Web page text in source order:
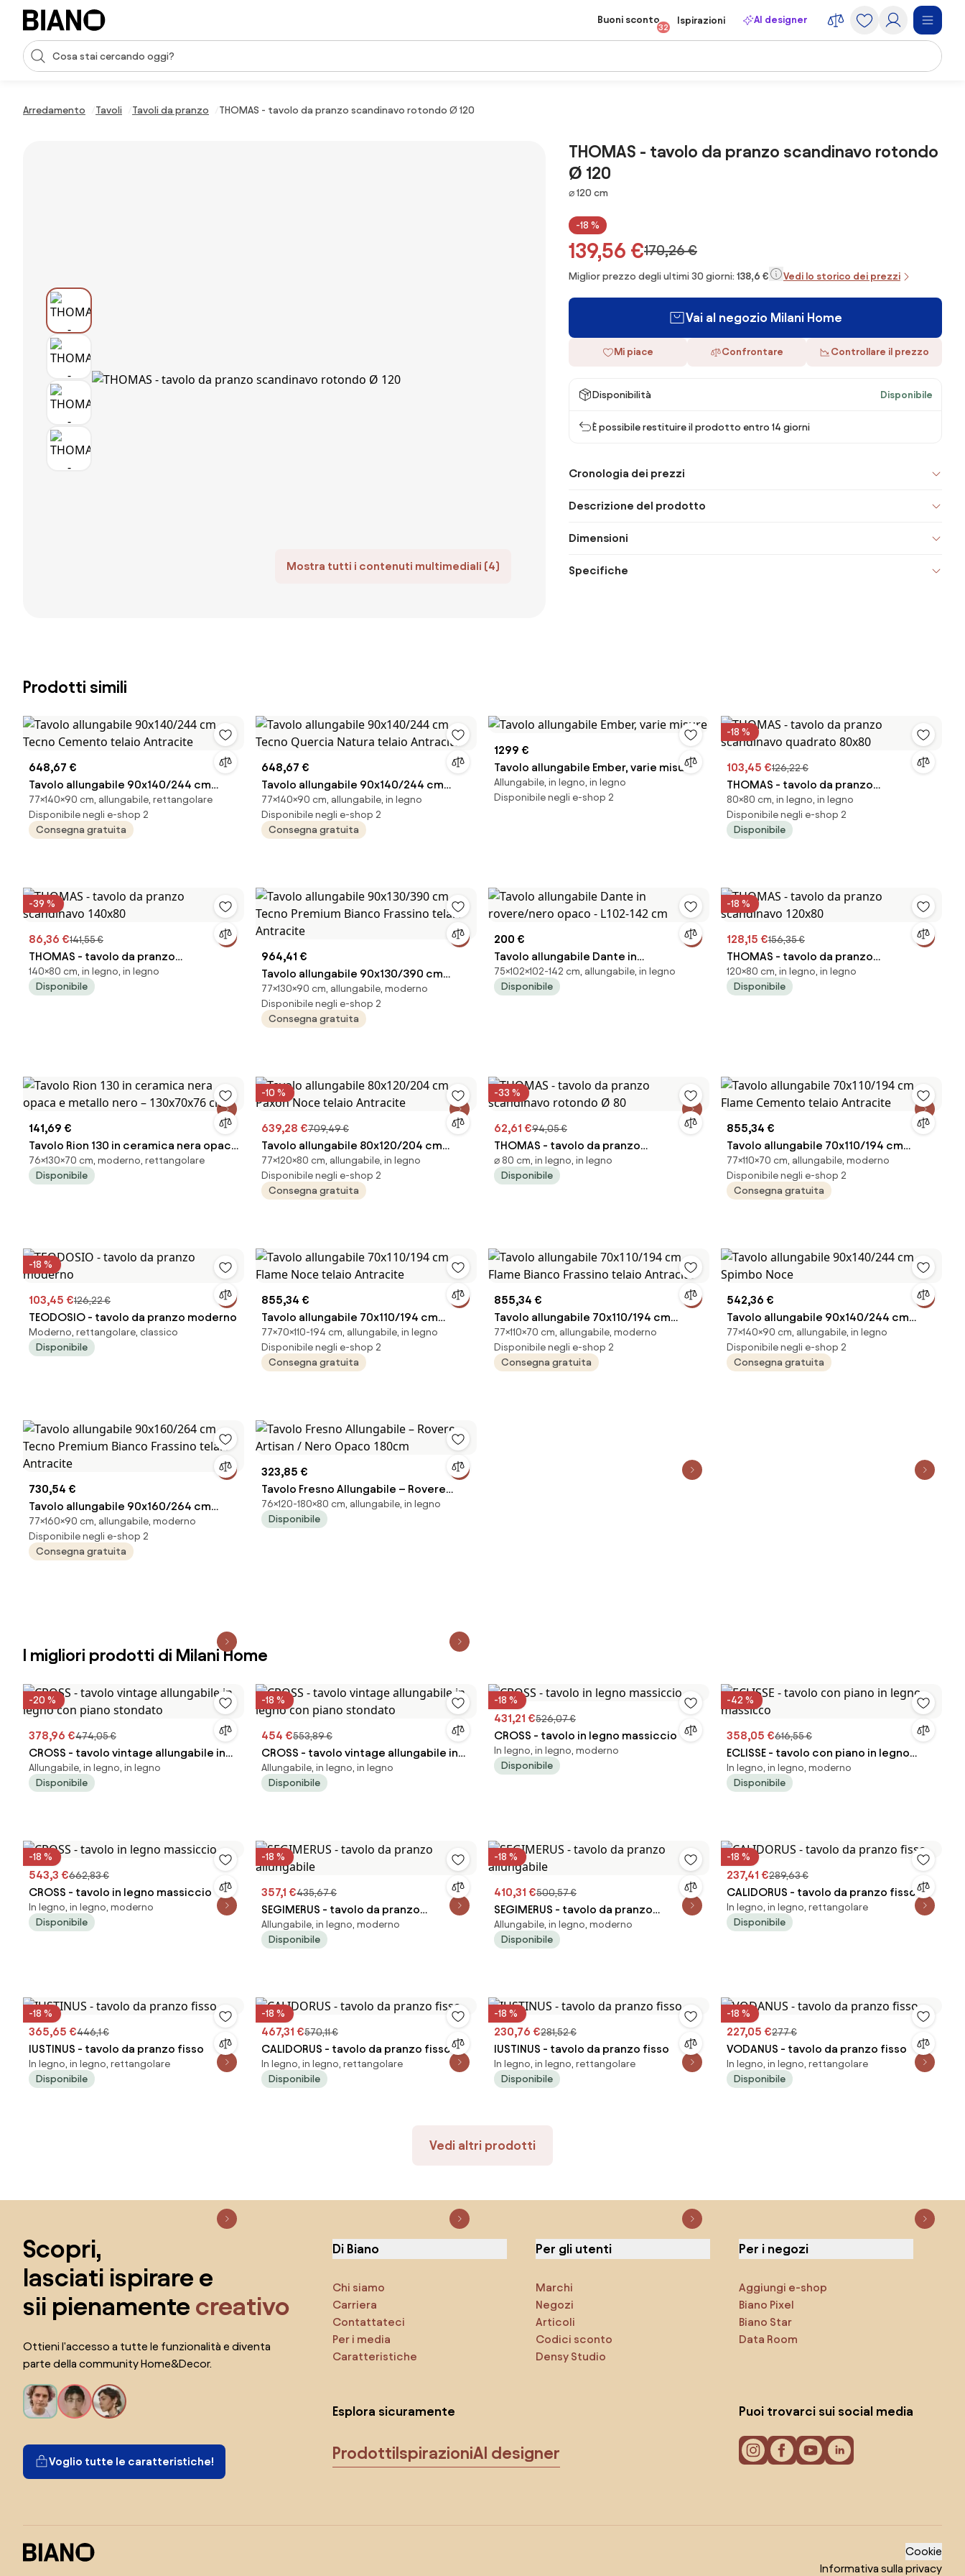
Salta la navigazione, vai al contenuto
Input della ricerca
Buoni sconto
32
Ispirazioni AI designer
Arredamento Tavoli Tavoli da pranzo THOMAS - tavolo da pranzo scandinavo rotondo Ø 120
Mostra tutti i contenuti multimediali (4)
THOMAS - tavolo da pranzo scandinavo rotondo
Ø 120
Dimensioni
⌀ 120 cm
-18 %
139,56 €170,26 €
Miglior prezzo degli ultimi 30 giorni: 138,6 € Vedi lo storico dei prezzi
Vai al negozio Milani Home
Mi piace Confrontare Controllare il prezzo
Disponibilità Disponibile
È possibile restituire il prodotto entro 14 giorni
Cronologia dei prezzi
Descrizione del prodotto
Dimensioni
Specifiche
Prodotti simili
648,67 €
Tavolo allungabile 90x140/244 cm
Tecno Cemento telaio Antracite
77×140×90 cm, allungabile, rettangolare
Disponibile negli e-shop 2
Consegna gratuita
648,67 €
Tavolo allungabile 90x140/244 cm
Tecno Quercia Natura telaio Antracite
77×140×90 cm, allungabile, in legno
Disponibile negli e-shop 2
Consegna gratuita
1299 €
Tavolo allungabile Ember, varie misure
Allungabile, in legno, in legno
Disponibile negli e-shop 2
-18 %
103,45 €126,22 €
THOMAS - tavolo da pranzo
scandinavo quadrato 80x80
80×80 cm, in legno, in legno
Disponibile negli e-shop 2
Disponibile
-39 %
86,36 €141,55 €
THOMAS - tavolo da pranzo
scandinavo 140x80
140×80 cm, in legno, in legno
Disponibile
964,41 €
Tavolo allungabile 90x130/390 cm
Tecno Premium Bianco Frassino telaio
Antracite
77×130×90 cm, allungabile, moderno
Disponibile negli e-shop 2
Consegna gratuita
200 €
Tavolo allungabile Dante in
rovere/nero opaco - L102-142 cm
75×102×102-142 cm, allungabile, in legno
Disponibile
-18 %
128,15 €156,35 €
THOMAS - tavolo da pranzo
scandinavo 120x80
120×80 cm, in legno, in legno
Disponibile
141,69 €
Tavolo Rion 130 in ceramica nera opaca
e metallo nero – 130x70x76 cm
76×130×70 cm, moderno, rettangolare
Disponibile
-10 %
639,28 €709,49 €
Tavolo allungabile 80x120/204 cm
Paxon Noce telaio Antracite
77×120×80 cm, allungabile, in legno
Disponibile negli e-shop 2
Consegna gratuita
-33 %
62,61 €94,05 €
THOMAS - tavolo da pranzo
scandinavo rotondo Ø 80
⌀ 80 cm, in legno, in legno
Disponibile
855,34 €
Tavolo allungabile 70x110/194 cm
Flame Cemento telaio Antracite
77×110×70 cm, allungabile, moderno
Disponibile negli e-shop 2
Consegna gratuita
-18 %
103,45 €126,22 €
TEODOSIO - tavolo da pranzo moderno
Moderno, rettangolare, classico
Disponibile
855,34 €
Tavolo allungabile 70x110/194 cm
Flame Noce telaio Antracite
77×70×110-194 cm, allungabile, in legno
Disponibile negli e-shop 2
Consegna gratuita
855,34 €
Tavolo allungabile 70x110/194 cm
Flame Bianco Frassino telaio Antracite
77×110×70 cm, allungabile, moderno
Disponibile negli e-shop 2
Consegna gratuita
542,36 €
Tavolo allungabile 90x140/244 cm
Spimbo Noce
77×140×90 cm, allungabile, in legno
Disponibile negli e-shop 2
Consegna gratuita
730,54 €
Tavolo allungabile 90x160/264 cm
Tecno Premium Bianco Frassino telaio
Antracite
77×160×90 cm, allungabile, moderno
Disponibile negli e-shop 2
Consegna gratuita
323,85 €
Tavolo Fresno Allungabile – Rovere
Artisan / Nero Opaco 180cm
76×120-180×80 cm, allungabile, in legno
Disponibile
I migliori prodotti di Milani Home
-20 %
378,96 €474,05 €
CROSS - tavolo vintage allungabile in
legno con piano stondato
Allungabile, in legno, in legno
Disponibile
-18 %
454 €553,89 €
CROSS - tavolo vintage allungabile in
legno con piano stondato
Allungabile, in legno, in legno
Disponibile
-18 %
431,21 €526,07 €
CROSS - tavolo in legno massiccio
In legno, in legno, moderno
Disponibile
-42 %
358,05 €616,55 €
ECLISSE - tavolo con piano in legno
massicco
In legno, in legno, moderno
Disponibile
-18 %
543,3 €662,83 €
CROSS - tavolo in legno massiccio
In legno, in legno, moderno
Disponibile
-18 %
357,1 €435,67 €
SEGIMERUS - tavolo da pranzo
allungabile
Allungabile, in legno, moderno
Disponibile
-18 %
410,31 €500,57 €
SEGIMERUS - tavolo da pranzo
allungabile
Allungabile, in legno, moderno
Disponibile
-18 %
237,41 €289,63 €
CALIDORUS - tavolo da pranzo fisso
In legno, in legno, rettangolare
Disponibile
-18 %
365,65 €446,1 €
IUSTINUS - tavolo da pranzo fisso
In legno, in legno, rettangolare
Disponibile
-18 %
467,31 €570,11 €
CALIDORUS - tavolo da pranzo fisso
In legno, in legno, rettangolare
Disponibile
-18 %
230,76 €281,52 €
IUSTINUS - tavolo da pranzo fisso
In legno, in legno, rettangolare
Disponibile
-18 %
227,05 €277 €
VODANUS - tavolo da pranzo fisso
In legno, in legno, rettangolare
Disponibile
Vedi altri prodotti
Scopri,
lasciati ispirare e
sii pienamente creativo
Ottieni l'accesso a tutte le funzionalità e diventa
parte della community Home&Decor.
Voglio tutte le caratteristiche!
Di Biano
Chi siamo
Carriera
Contattateci
Per i media
Caratteristiche
Per gli utenti
Marchi
Negozi
Articoli
Codici sconto
Densy Studio
Per i negozi
Aggiungi e-shop
Biano Pixel
Biano Star
Data Room
Esplora sicuramente
ProdottiIspirazioniAI designer
Puoi trovarci sui social media
Cookie
Informativa sulla privacy